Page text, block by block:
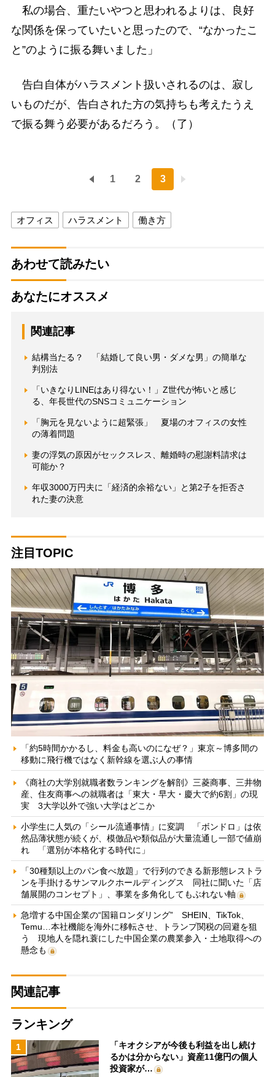
私の場合、重たいやつと思われるよりは、良好
な関係を保っていたいと思ったので、“なかったこ
と”のように振る舞いました」
告白自体がハラスメント扱いされるのは、寂し
いものだが、告白された方の気持ちも考えたうえ
で振る舞う必要があるだろう。（了）
1 2 3
オフィス ハラスメント 働き方
あわせて読みたい
あなたにオススメ
関連記事
結構当たる？ 「結婚して良い男・ダメな男」の簡単な
判別法
「いきなりLINEはあり得ない！」Z世代が怖いと感じ
る、年長世代のSNSコミュニケーション
「胸元を見ないように超緊張」 夏場のオフィスの女性
の薄着問題
妻の浮気の原因がセックスレス、離婚時の慰謝料請求は
可能か？
年収3000万円夫に「経済的余裕ない」と第2子を拒否さ
れた妻の決意
注目TOPIC
「約5時間かかるし、料金も高いのになぜ？」東京～博多間の
移動に飛行機ではなく新幹線を選ぶ人の事情
《商社の大学別就職者数ランキングを解剖》三菱商事、三井物
産、住友商事への就職者は「東大・早大・慶大で約6割」の現
実 3大学以外で強い大学はどこか
小学生に人気の「シール流通事情」に変調 「ボンドロ」は依
然品薄状態が続くが、模倣品や類似品が大量流通し一部で値崩
れ 「選別が本格化する時代に」
「30種類以上のパン食べ放題」で行列のできる新形態レストラ
ンを手掛けるサンマルクホールディングス 同社に聞いた「店
舗展開のコンセプト」、事業を多角化してもぶれない軸
急増する中国企業の“国籍ロンダリング” SHEIN、TikTok、
Temu…本社機能を海外に移転させ、トランプ関税の回避を狙
う 現地人を隠れ蓑にした中国企業の農業参入・土地取得への
懸念も
関連記事
ランキング
1
「キオクシアが今後も利益を出し続け
るかは分からない」資産11億円の個人
投資家が…